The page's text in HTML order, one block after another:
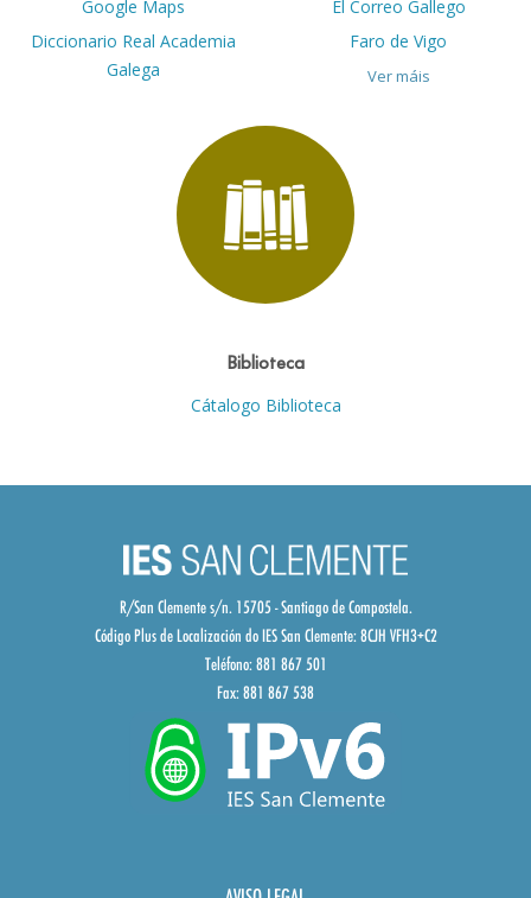
Google Maps
Diccionario Real Academia
Galega
El Correo Gallego
Faro de Vigo
Ver máis
Biblioteca
Cátalogo Biblioteca
R/San Clemente s/n. 15705 - Santiago de Compostela.
Código Plus de Localización do IES San Clemente:8CJH VFH3+C2
Teléfono: 881 867 501
Fax: 881 867 538